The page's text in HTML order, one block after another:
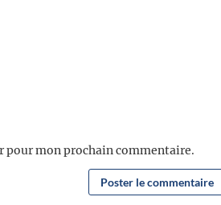
mon prochain commentaire.